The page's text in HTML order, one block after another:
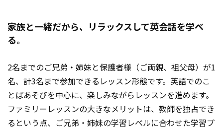
家族と一緒だから、リラックスして英会話を学べ
る。
2名までのご兄弟・姉妹と保護者様（ご両親、祖父母）が1
名、計3名まで参加できるレッスン形態です。英語でのこ
とばあそびを中心に、楽しみながらレッスンを進めます。
ファミリーレッスンの大きなメリットは、教師を独占でき
るという点、ご兄弟・姉妹の学習レベルに合わせた学習プ